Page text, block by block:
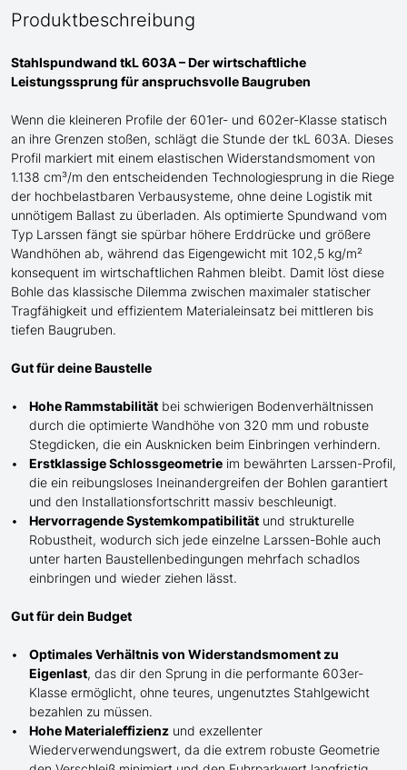
Produktbeschreibung
Stahlspundwand tkL 603A – Der wirtschaftliche
Leistungssprung für anspruchsvolle Baugruben
Wenn die kleineren Profile der 601er- und 602er-Klasse statisch
an ihre Grenzen stoßen, schlägt die Stunde der tkL 603A. Dieses
Profil markiert mit einem elastischen Widerstandsmoment von
1.138 cm³/m den entscheidenden Technologiesprung in die Riege
der hochbelastbaren Verbausysteme, ohne deine Logistik mit
unnötigem Ballast zu überladen. Als optimierte Spundwand vom
Typ Larssen fängt sie spürbar höhere Erddrücke und größere
Wandhöhen ab, während das Eigengewicht mit 102,5 kg/m²
konsequent im wirtschaftlichen Rahmen bleibt. Damit löst diese
Bohle das klassische Dilemma zwischen maximaler statischer
Tragfähigkeit und effizientem Materialeinsatz bei mittleren bis
tiefen Baugruben.
Gut für deine Baustelle
Hohe Rammstabilität bei schwierigen Bodenverhältnissen
durch die optimierte Wandhöhe von 320 mm und robuste
Stegdicken, die ein Ausknicken beim Einbringen verhindern.
Erstklassige Schlossgeometrie im bewährten Larssen-Profil,
die ein reibungsloses Ineinandergreifen der Bohlen garantiert
und den Installationsfortschritt massiv beschleunigt.
Hervorragende Systemkompatibilität und strukturelle
Robustheit, wodurch sich jede einzelne Larssen-Bohle auch
unter harten Baustellenbedingungen mehrfach schadlos
einbringen und wieder ziehen lässt.
Gut für dein Budget
Optimales Verhältnis von Widerstandsmoment zu
Eigenlast, das dir den Sprung in die performante 603er-
Klasse ermöglicht, ohne teures, ungenutztes Stahlgewicht
bezahlen zu müssen.
Hohe Materialeffizienz und exzellenter
Wiederverwendungswert, da die extrem robuste Geometrie